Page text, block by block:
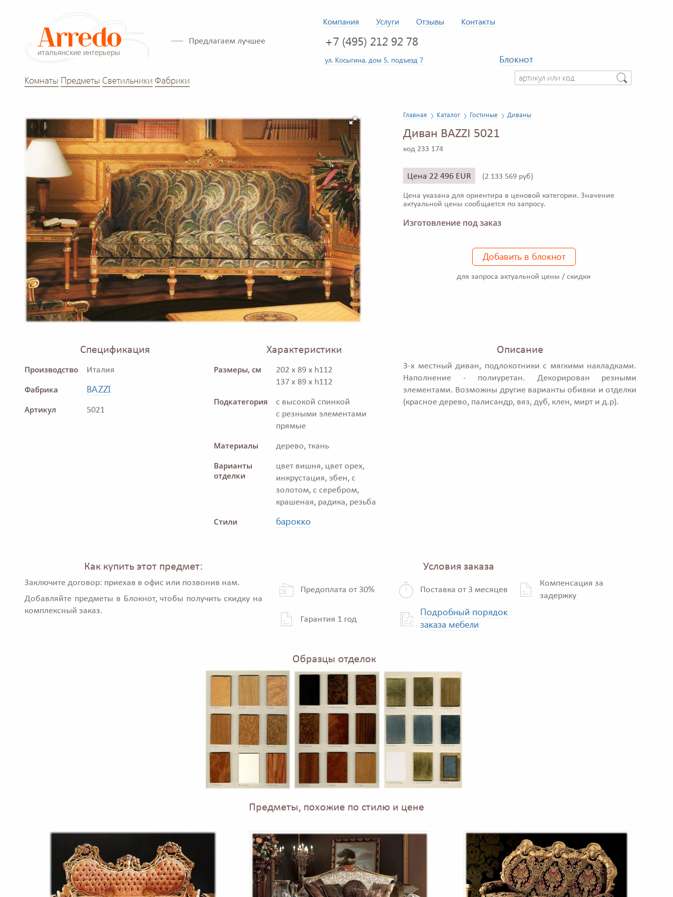
Компания Услуги Отзывы Контакты
Предлагаем лучшее +7 (495) 212 92 78
ул. Косыгина, дом 5, подъезд 7
Блокнот
Комнаты Предметы Светильники Фабрики
Главная Каталог Гостиные Диваны
Диван BAZZI 5021
код 233 174
Цена 22 496 EUR (2 133 569 руб)
Цена указана для ориентира в ценовой категории. Значение
актуальной цены сообщается по запросу.
Изготовление под заказ
Добавить в блокнот
для запроса актуальной цены / скидки
Спецификация
Производство Италия
Фабрика BAZZI
Артикул 5021
Характеристики
Размеры, см
202 x 89 x h112
137 x 89 x h112
Подкатегория
с высокой спинкой
с резными элементами
прямые
Материалы дерево, ткань
Варианты
отделки
цвет вишня, цвет орех,
инкрустация, эбен, с
золотом, с серебром,
крашеная, радика, резьба
Стили барокко
Описание
3-х местный диван, подлокотники с мягкими накладками.
Наполнение - полиуретан. Декорирован резными
элементами. Возможны другие варианты обивки и отделки
(красное дерево, палисандр, вяз, дуб, клен, мирт и д.р).
Как купить этот предмет:
Заключите договор: приехав в офис или позвонив нам.
Добавляйте предметы в Блокнот, чтобы получить скидку на
комплексный заказ.
Условия заказа
Предоплата от 30% Поставка от 3 месяцев
Компенсация за
задержку
Гарантия 1 год
Подробный порядок
заказа мебели
Образцы отделок
Предметы, похожие по стилю и цене